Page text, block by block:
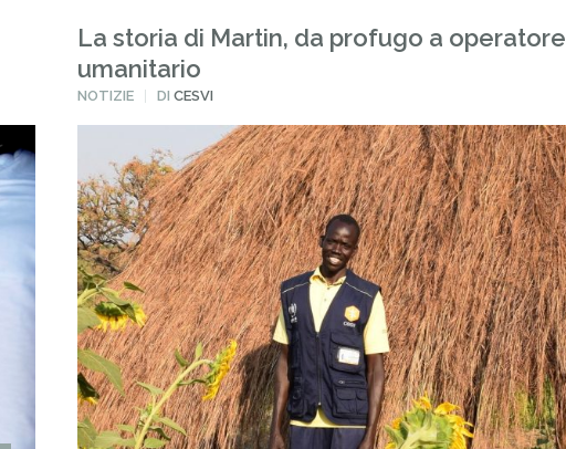
La storia di Martin, da profugo a operatore
umanitario
PUBBLICATO
NOTIZIE DICESVI